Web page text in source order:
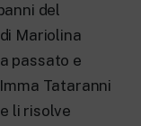
grado,
degli
del
Mariolina
passato e
Tataranni
li risolve